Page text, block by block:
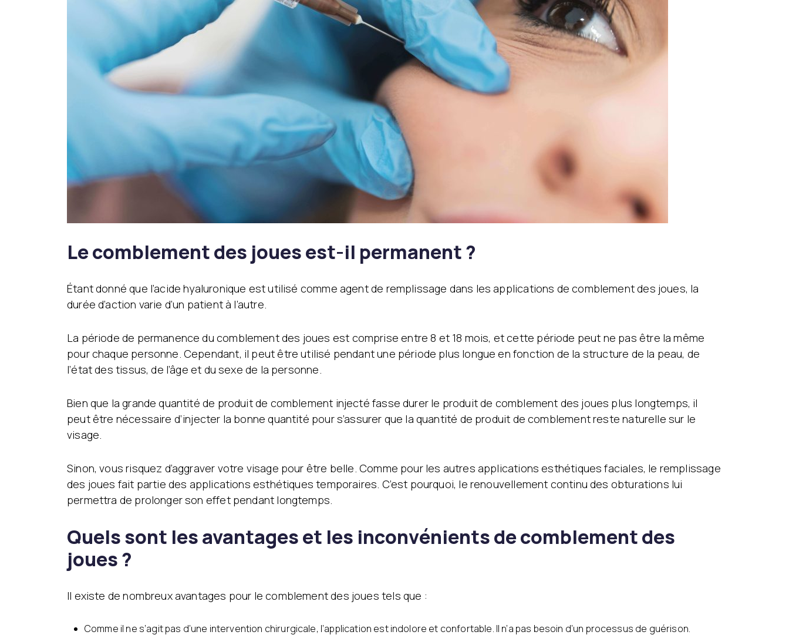
Le comblement des joues est-il permanent ?
Étant donné que l’acide hyaluronique est utilisé comme agent de remplissage dans les applications de comblement des joues, la
durée d’action varie d’un patient à l’autre.
La période de permanence du comblement des joues est comprise entre 8 et 18 mois, et cette période peut ne pas être la même
pour chaque personne. Cependant, il peut être utilisé pendant une période plus longue en fonction de la structure de la peau, de
l’état des tissus, de l’âge et du sexe de la personne.
Bien que la grande quantité de produit de comblement injecté fasse durer le produit de comblement des joues plus longtemps, il
peut être nécessaire d’injecter la bonne quantité pour s’assurer que la quantité de produit de comblement reste naturelle sur le
visage.
Sinon, vous risquez d’aggraver votre visage pour être belle. Comme pour les autres applications esthétiques faciales, le remplissage
des joues fait partie des applications esthétiques temporaires. C’est pourquoi, le renouvellement continu des obturations lui
permettra de prolonger son effet pendant longtemps.
Quels sont les avantages et les inconvénients de comblement des
joues ?
Il existe de nombreux avantages pour le comblement des joues tels que :
Comme il ne s’agit pas d’une intervention chirurgicale, l’application est indolore et confortable. Il n’a pas besoin d’un processus de guérison.